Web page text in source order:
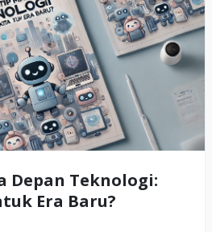
Depan Teknologi:
Era Baru?